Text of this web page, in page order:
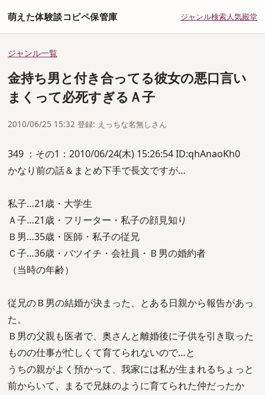
萌えた体験談コピペ保管庫 ジャンル検索人気殿堂
ジャンル一覧
金持ち男と付き合ってる彼女の悪口言い
まくって必死すぎるＡ子
2010/06/25 15:32 登録: えっちな名無しさん
349 ：その1：2010/06/24(木) 15:26:54 ID:qhAnaoKh0
かなり前の話＆まとめ下手で長文ですが…
私子…21歳・大学生
Ａ子…21歳・フリーター・私子の顔見知り
Ｂ男…35歳・医師・私子の従兄
Ｃ子…36歳・バツイチ・会社員・Ｂ男の婚約者
（当時の年齢）
従兄のＢ男の結婚が決まった、とある日親から報告があっ
た。
Ｂ男の父親も医者で、奥さんと離婚後に子供を引き取った
ものの仕事が忙しくて育てられないので…と
うちの親がよく預かって、我家には私が生まれるちょっと
前からいて、まるで兄妹のように育てられた仲だったか